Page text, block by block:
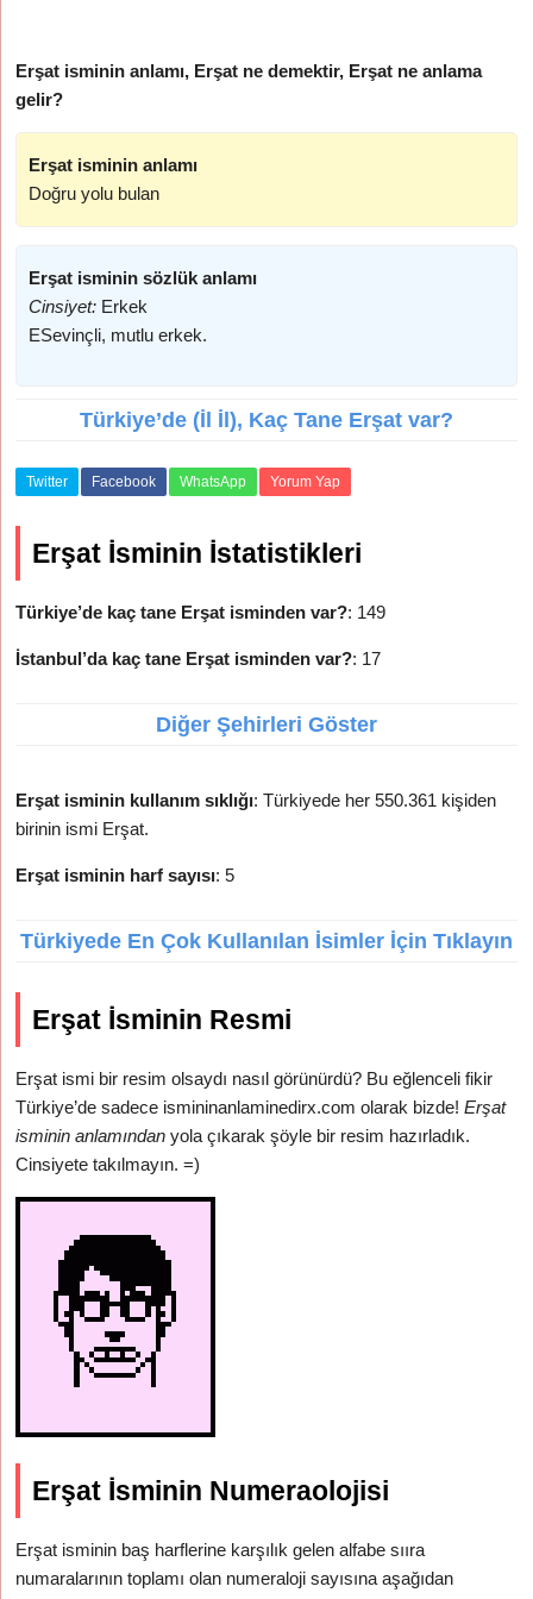
Erşat isminin anlamı, Erşat ne demektir, Erşat ne anlama
gelir?
Erşat isminin anlamı
Doğru yolu bulan
Erşat isminin sözlük anlamı
Cinsiyet: Erkek
ESevinçli, mutlu erkek.
Türkiye’de (İl İl), Kaç Tane Erşat var?
Twitter Facebook WhatsApp Yorum Yap
Erşat İsminin İstatistikleri
Türkiye’de kaç tane Erşat isminden var?: 149
İstanbul’da kaç tane Erşat isminden var?: 17
Diğer Şehirleri Göster
Erşat isminin kullanım sıklığı: Türkiyede her 550.361 kişiden
birinin ismi Erşat.
Erşat isminin harf sayısı: 5
Türkiyede En Çok Kullanılan İsimler İçin Tıklayın
Erşat İsminin Resmi
Erşat ismi bir resim olsaydı nasıl görünürdü? Bu eğlenceli fikir
Türkiye’de sadece ismininanlaminedirx.com olarak bizde!Erşat
isminin anlamından yola çıkarak şöyle bir resim hazırladık.
Cinsiyete takılmayın. =)
Erşat İsminin Numeraolojisi
Erşat isminin baş harflerine karşılık gelen alfabe sııra
numaralarının toplamı olan numeraloji sayısına aşağıdan